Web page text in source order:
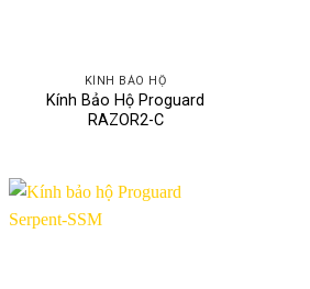
KÍNH BẢO HỘ
Kính Bảo Hộ Proguard
RAZOR2-C